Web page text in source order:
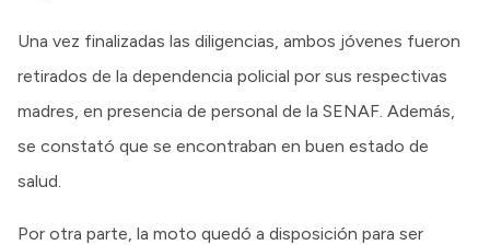
Una vez finalizadas las diligencias, ambos jóvenes fueron
retirados de la dependencia policial por sus respectivas
madres, en presencia de personal de la SENAF. Además,
se constató que se encontraban en buen estado de
salud.
Por otra parte, la moto quedó a disposición para ser